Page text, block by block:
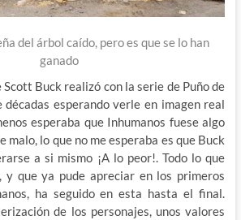
del árbol caído, pero es que se lo han
ganado
Buck realizó con la serie de Puño de
décadas esperando verle en imagen real
esperaba que Inhumanos fuese algo
malo, lo que no me esperaba es que Buck
a si mismo ¡A lo peor!. Todo lo que
y que ya pude apreciar en los primeros
ha seguido en esta hasta el final.
de los personajes, unos valores